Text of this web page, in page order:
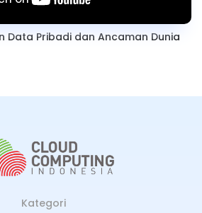
Data Pribadi dan Ancaman Dunia
Kategori